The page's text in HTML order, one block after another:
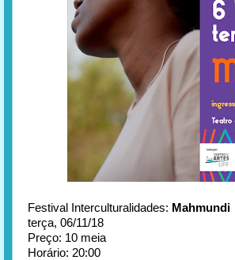
Festival Interculturalidades: Mahmundi
terça, 06/11/18
Preço: 10 meia
Horário: 20:00